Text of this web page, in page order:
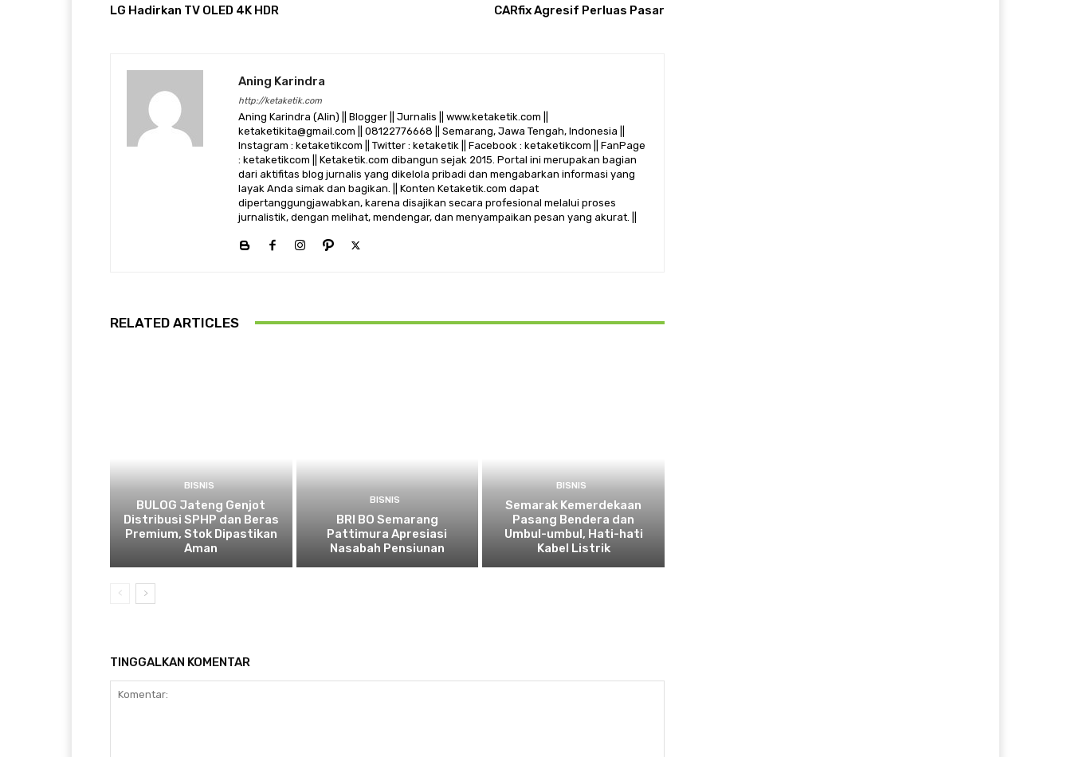
LG Hadirkan TV OLED 4K HDR CARfix Agresif Perluas Pasar
Aning Karindra
http://ketaketik.com
Aning Karindra (Alin) || Blogger || Jurnalis || www.ketaketik.com ||
ketaketikita@gmail.com || 08122776668 || Semarang, Jawa Tengah, Indonesia ||
Instagram : ketaketikcom || Twitter : ketaketik || Facebook : ketaketikcom || FanPage
: ketaketikcom || Ketaketik.com dibangun sejak 2015. Portal ini merupakan bagian
dari aktifitas blog jurnalis yang dikelola pribadi dan mengabarkan informasi yang
layak Anda simak dan bagikan. || Konten Ketaketik.com dapat
dipertanggungjawabkan, karena disajikan secara profesional melalui proses
jurnalistik, dengan melihat, mendengar, dan menyampaikan pesan yang akurat. ||
RELATED ARTICLES
BISNIS
BULOG Jateng Genjot
Distribusi SPHP dan Beras
Premium, Stok Dipastikan
Aman
BISNIS
BRI BO Semarang
Pattimura Apresiasi
Nasabah Pensiunan
BISNIS
Semarak Kemerdekaan
Pasang Bendera dan
Umbul-umbul, Hati-hati
Kabel Listrik
TINGGALKAN KOMENTAR